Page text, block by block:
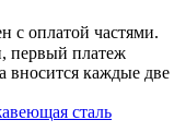
с оплатой частями.
первый платеж
вносится каждые две
сталь